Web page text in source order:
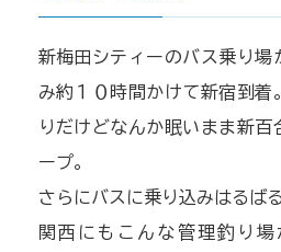
新梅田シティーのバス乗り場
み約１０時間かけて新宿到着
りだけどなんか眠いまま新百
ープ。
さらにバスに乗り込みはるば
関西にもこんな管理釣り